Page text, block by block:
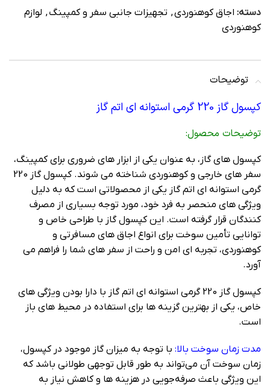
دسته: اجاق کوهنوردی, تجهیزات جانبی سفر و کمپینگ, لوازم
کوهنوردی
توضیحات
کپسول گاز 220 گرمی استوانه ای اتم گاز
توضيحات محصول:
کپسول‌ های گاز، به عنوان یکی از ابزار های ضروری برای کمپینگ،
سفر های خارجی و کوهنوردی شناخته می‌ شوند. کپسول گاز 220
گرمی استوانه ای اتم گاز یکی از محصولاتی است که به دلیل
ویژگی‌ های منحصر به فرد خود، مورد توجه بسیاری از مصرف‌
کنندگان قرار گرفته است. این کپسول گاز با طراحی خاص و
توانایی تأمین سوخت برای انواع اجاق‌ های مسافرتی و
کوهنوردی، تجربه‌ ای امن و راحت از سفر های شما را فراهم می‌
آورد.
کپسول گاز 220 گرمی استوانه ای اتم گاز با دارا بودن ویژگی‌ های
خاص، یکی از بهترین گزینه‌ ها برای استفاده در محیط‌ های باز
است.
مدت زمان سوخت بالا: با توجه به میزان گاز موجود در کپسول،
زمان سوخت آن می‌تواند به‌ طور قابل توجهی طولانی باشد که
این ویژگی باعث صرفه‌جویی در هزینه‌ ها و کاهش نیاز به